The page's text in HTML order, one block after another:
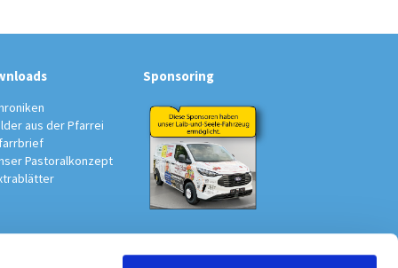
aus der Pfarrei
Pastoralkonzept
Sponsoring